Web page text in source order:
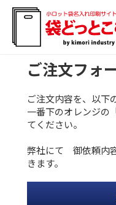
ご注文フォ
ご注文内容を、以下
一番下のオレンジの
てください。
弊社にて 御依頼内
きます。